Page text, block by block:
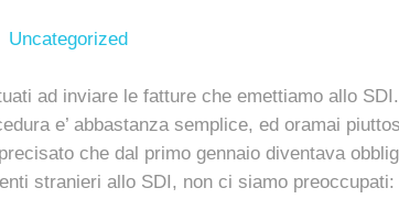
Uncategorized
ad inviare le fatture che emettiamo allo
e’ abbastanza semplice, ed oramai
che dal primo gennaio diventava
stranieri allo SDI, non ci siamo